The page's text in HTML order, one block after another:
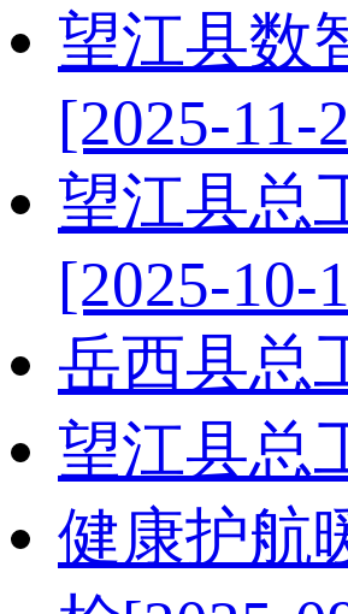
望江县数
[2025-11-
望江县总
[2025-10-
岳西县总
望江县总
健康护航